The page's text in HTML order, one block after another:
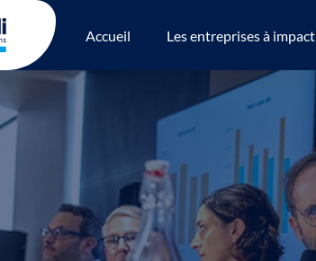
Accueil Les entreprises à impact